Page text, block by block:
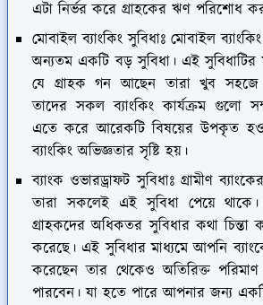
এটা নির্ভর করে গ্রাহকের ঋণ পরিশোধ
মোবাইল ব্যাংকিং সুবিধাঃ মোবাইল
অন্যতম একটি বড় সুবিধা। এই সুবিধাটির
যে গ্রাহক গন আছেন তারা খুব
তাদের সকল ব্যাংকিং কার্যক্রম গুলো
এতে করে আরেকটি বিষয়ের উপকৃত
ব্যাংকিং অভিজ্ঞতার সৃষ্টি হয়।
ব্যাংক ওভারড্রাফট সুবিধাঃগ্রামীণ
তারা সকলেই এই সুবিধা পেয়ে থাকে।
গ্রাহকদের অধিকতর সুবিধার কথা চিন্তা
করেছে। এই সুবিধার মাধ্যমে আপনি
করেছেন তার থেকেও অতিরিক্ত
পারবেন। যা হতে পারে আপনার জন্য